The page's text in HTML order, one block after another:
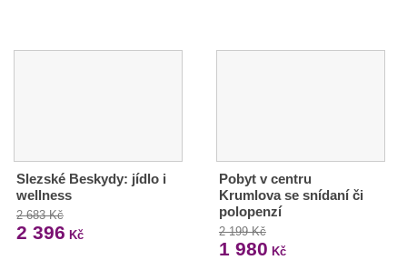
Slezské Beskydy: jídlo i
wellness
2 683 Kč
2 396 Kč
Pobyt v centru
Krumlova se snídaní či
polopenzí
2 199 Kč
1 980 Kč